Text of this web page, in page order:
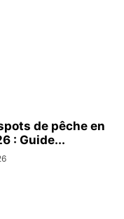
de pêche en
: Guide...